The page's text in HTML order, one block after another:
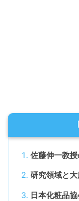
佐藤伸一教
研究領域と
日本化粧品